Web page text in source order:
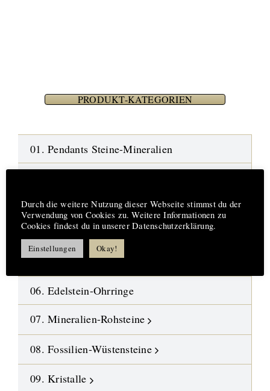
PRODUKT-KATEGORIEN
01. Pendants Steine-Mineralien
03. Pendants Fossilien-Wüstensteine
04. Edelstein-Armbänder
05. Ketten-Bänder-Halsreifen
06. Edelstein-Ohrringe
07. Mineralien-Rohsteine
08. Fossilien-Wüstensteine
09. Kristalle
Durch die weitere Nutzung dieser Webseite stimmst du der
Verwendung von Cookies zu. Weitere Informationen zu
Cookies findest du in unserer Datenschutzerklärung.
Einstellungen Okay!